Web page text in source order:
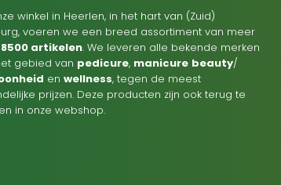
winkel in Heerlen, in het hart van (Zuid)
voeren we een breed assortiment van meer
8500 artikelen. We leveren alle bekende merken
gebied van pedicure, manicure beauty/
en wellness, tegen de meest
prijzen. Deze producten zijn ook terug te
in onze webshop.